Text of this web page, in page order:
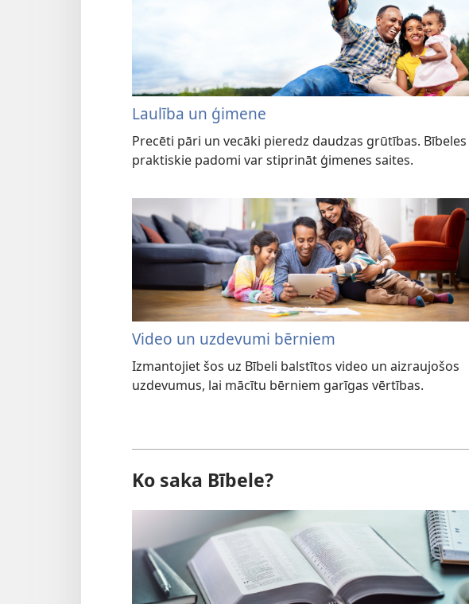
Laulība un ģimene
Precēti pāri un vecāki pieredz daudzas grūtības. Bībeles
praktiskie padomi var stiprināt ģimenes saites.
Video un uzdevumi bērniem
Izmantojiet šos uz Bībeli balstītos video un aizraujošos
uzdevumus, lai mācītu bērniem garīgas vērtības.
Ko saka Bībele?